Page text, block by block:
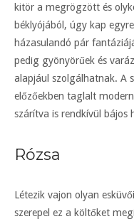
kitör a megrögzött és
béklyójából, úgy kap
házasulandó pár
pedig gyönyörűek és
alapjául szolgálhatnak. A
előzőekben taglalt
szárítva is rendkívül
Rózsa
Létezik vajon olyan
szerepel ez a költőket